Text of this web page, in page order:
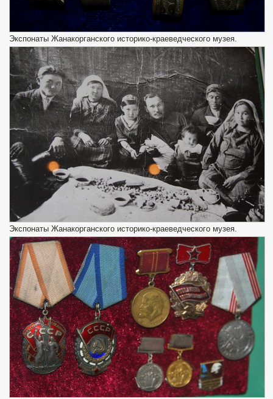
Экспонаты Жанакорганского историко-краеведческого музея.
Экспонаты Жанакорганского историко-краеведческого музея.